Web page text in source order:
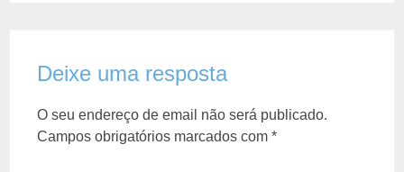
Deixe uma resposta
O seu endereço de email não será publicado.
Campos obrigatórios marcados com*